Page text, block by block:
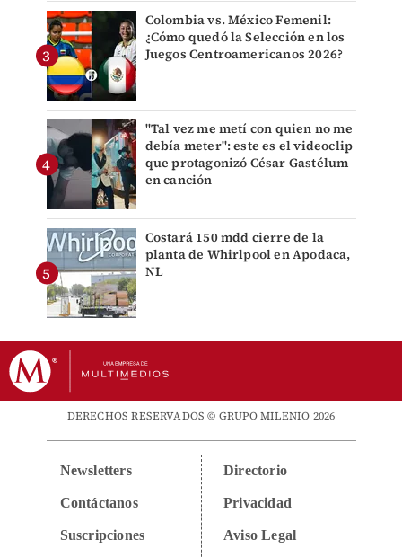
Colombia vs. México Femenil:
¿Cómo quedó la Selección en los
Juegos Centroamericanos 2026?
"Tal vez me metí con quien no me
debía meter": este es el videoclip
que protagonizó César Gastélum
en canción
Costará 150 mdd cierre de la
planta de Whirlpool en Apodaca,
NL
DERECHOS RESERVADOS © GRUPO MILENIO 2026
Newsletters
Contáctanos
Suscripciones
Directorio
Privacidad
Aviso Legal